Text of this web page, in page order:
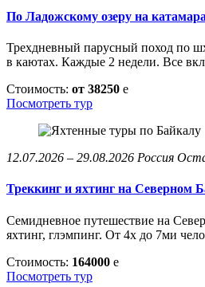
По Ладожскому озеру на
Трехдневный парусный поход по
в каютах. Каждые 2 недели. Все
Стоимость: от 38250 e
Посмотреть тур
12.07.2026 – 29.08.2026 Россия
Треккинг и яхтинг на Северном
Семидневное путешествие на
яхтинг, глэмпинг. От 4х до 7ми
Стоимость: 164000 e
Посмотреть тур